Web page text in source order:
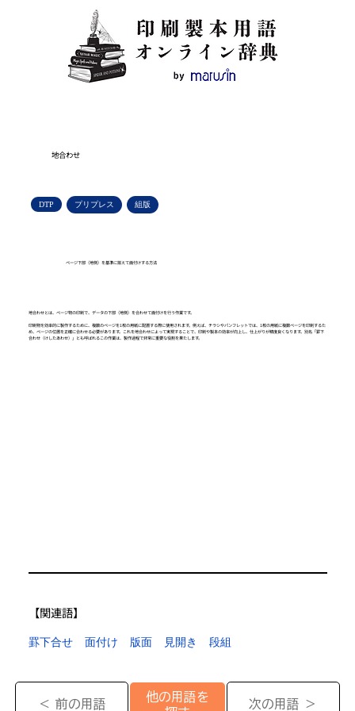
地合わせ
DTP プリプレス 組版
ページ下部（地側）を基準に揃えて面付けする方法
地合わせとは、ページ物の印刷で、データの下部（地側）を合わせて面付けを行う作業です。
印刷物を効率的に製作するために、複数のページを1枚の用紙に配置する際に使用されます。例えば、チラシやパンフレットでは、1枚の用紙に複数ページを印刷するた
め、ページの位置を正確に合わせる必要があります。これを地合わせによって実現することで、印刷や製本の効率が向上し、仕上がりが精度良くなります。別名「罫下
合わせ（けしたあわせ）」とも呼ばれるこの作業は、製作過程で非常に重要な役割を果たします。
【​関連語】
罫下合せ 面付け 版面 見開き 段組
＜ 前の用語
他の用語を
次の用語 ＞